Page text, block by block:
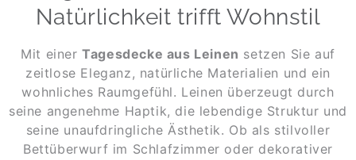
Natürlichkeit trifft Wohnstil
Mit einerTagesdecke aus Leinen setzen Sie auf
zeitlose Eleganz, natürliche Materialien und ein
wohnliches Raumgefühl. Leinen überzeugt durch
seine angenehme Haptik, die lebendige Struktur und
seine unaufdringliche Ästhetik. Ob als stilvoller
Bettüberwurf im Schlafzimmer oder dekorativer